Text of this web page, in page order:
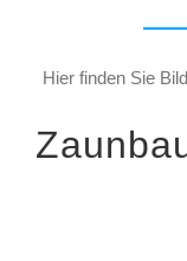
Hier finden Sie